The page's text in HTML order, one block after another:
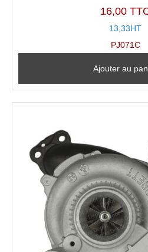
16,00
13,33HT
PJ071C
Ajouter au